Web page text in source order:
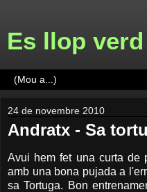
Es llop verd
24 de novembre 2010
Andratx - Sa
Avui hem fet una curta de
amb una bona pujada a
sa Tortuga. Bon